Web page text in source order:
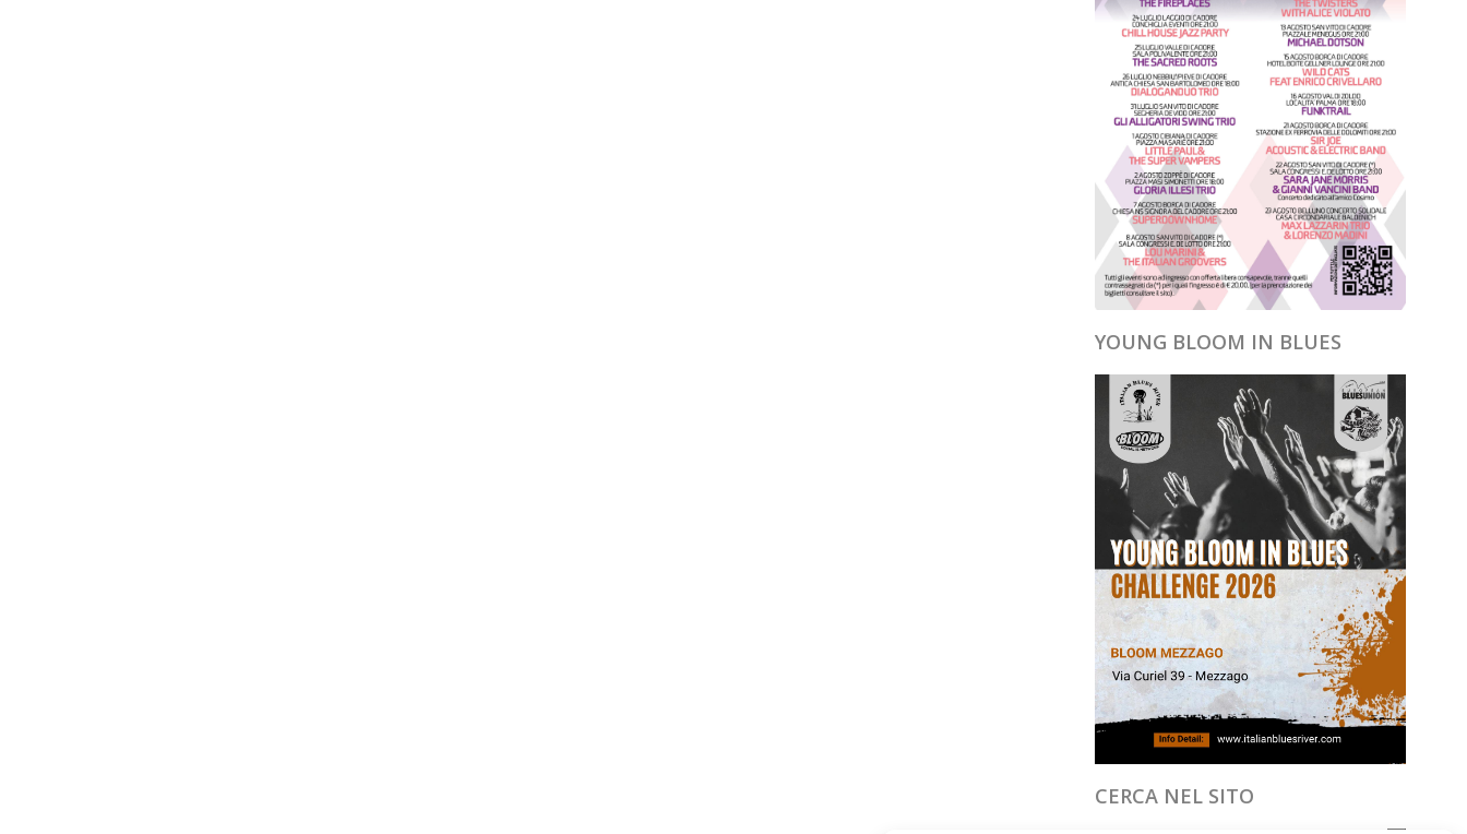
YOUNG BLOOM IN BLUES
CERCA NEL SITO